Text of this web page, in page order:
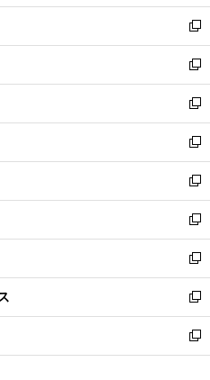
ウ
ィ
ン
ド
ウ
で
開
く
し
い
ウ
ィ
ン
ド
ウ
で
開
く
新
し
い
ウ
ィ
ン
ド
ウ
で
開
く
新
し
い
ウ
ィ
ン
ド
ウ
で
開
く
新
し
い
ウ
ィ
ン
ド
ウ
で
開
く
新
し
い
ウ
ィ
ン
ド
ウ
で
開
く
新
し
い
ウ
ィ
ン
ド
ウ
で
開
新
し
い
ウ
ィ
ン
ド
ウ
新
し
い
ウ
ィ
ン
新
し
い
ウ
新
し